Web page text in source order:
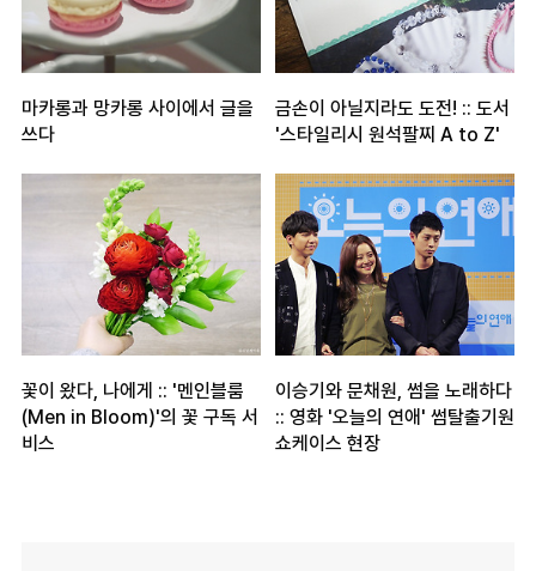
마카롱과 망카롱 사이에서 글을
쓰다
금손이 아닐지라도 도전! :: 도서
'스타일리시 원석팔찌 A to Z'
꽃이 왔다, 나에게 :: '멘인블룸
(Men in Bloom)'의 꽃 구독 서
비스
이승기와 문채원, 썸을 노래하다
:: 영화 '오늘의 연애' 썸탈출기원
쇼케이스 현장